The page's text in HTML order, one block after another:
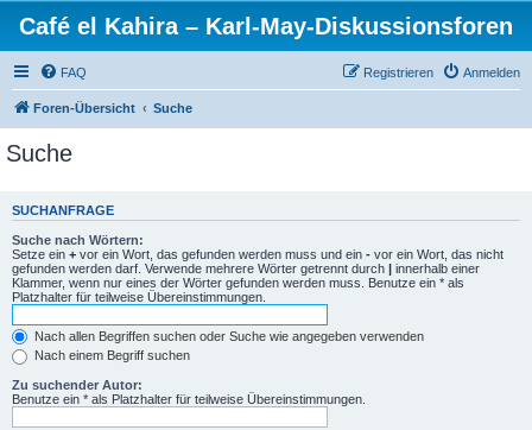
Café el Kahira – Karl-May-Diskussionsforen
FAQ Anmelden
Registrieren
Foren-Übersicht Suche
Suche
SUCHANFRAGE
Suche nach Wörtern:
Setze ein + vor ein Wort, das gefunden werden muss und ein - vor ein Wort, das nicht
gefunden werden darf. Verwende mehrere Wörter getrennt durch | innerhalb einer
Klammer, wenn nur eines der Wörter gefunden werden muss. Benutze ein * als
Platzhalter für teilweise Übereinstimmungen.
Nach allen Begriffen suchen oder Suche wie angegeben verwenden
Nach einem Begriff suchen
Zu suchender Autor:
Benutze ein * als Platzhalter für teilweise Übereinstimmungen.